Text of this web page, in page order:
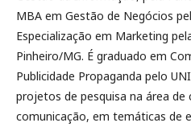
MBA em Gestão de Negócios
Especialização em Marketing
Pinheiro/MG. É graduado em
Publicidade Propaganda pelo
projetos de pesquisa na área de
comunicação, em temáticas de